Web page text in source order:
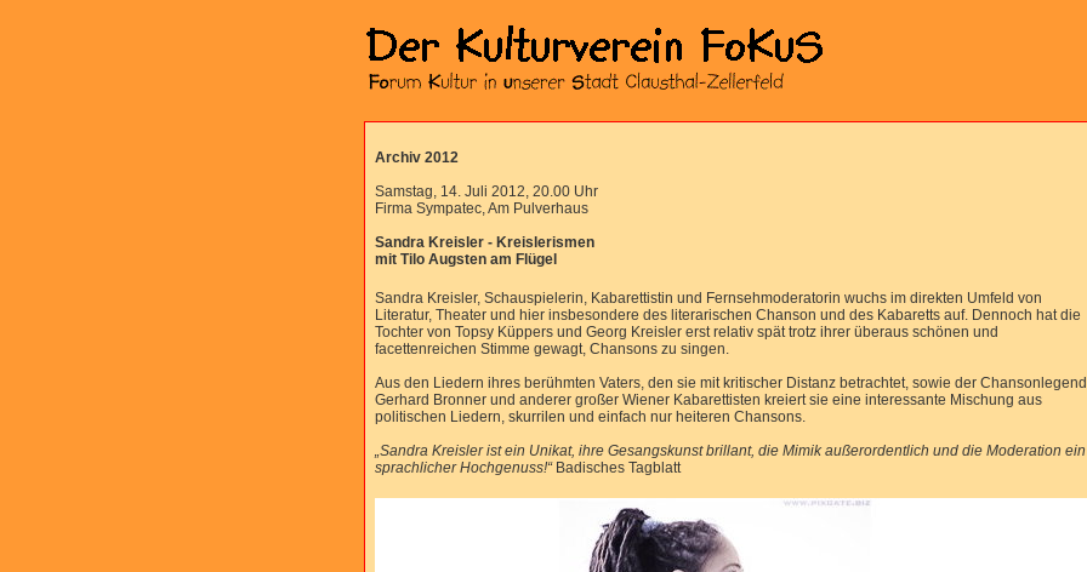
Archiv 2012
Samstag, 14. Juli 2012, 20.00 Uhr
Firma Sympatec, Am Pulverhaus
Sandra Kreisler - Kreislerismen
mit Tilo Augsten am Flügel
Sandra Kreisler, Schauspielerin, Kabarettistin und Fernsehmoderatorin wuchs im direkten Umfeld von
Literatur, Theater und hier insbesondere des literarischen Chanson und des Kabaretts auf. Dennoch hat die
Tochter von Topsy Küppers und Georg Kreisler erst relativ spät trotz ihrer überaus schönen und
facettenreichen Stimme gewagt, Chansons zu singen.
Aus den Liedern ihres berühmten Vaters, den sie mit kritischer Distanz betrachtet, sowie der
Gerhard Bronner und anderer großer Wiener Kabarettisten kreiert sie eine interessante Mischung aus
politischen Liedern, skurrilen und einfach nur heiteren Chansons.
„Sandra Kreisler ist ein Unikat, ihre Gesangskunst brillant, die Mimik außerordentlich und die Moderation ein
sprachlicher Hochgenuss!“ Badisches Tagblatt